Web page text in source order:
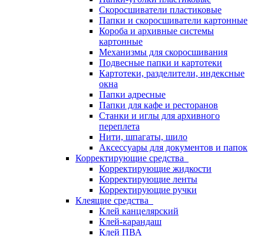
Скоросшиватели пластиковые
Папки и скоросшиватели картонные
Короба и архивные системы
картонные
Механизмы для скоросшивания
Подвесные папки и картотеки
Картотеки, разделители, индексные
окна
Папки адресные
Папки для кафе и ресторанов
Станки и иглы для архивного
переплета
Нити, шпагаты, шило
Аксессуары для документов и папок
Корректирующие средства
Корректирующие жидкости
Корректирующие ленты
Корректирующие ручки
Клеящие средства
Клей канцелярский
Клей-карандаш
Клей ПВА